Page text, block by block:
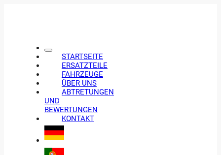
STARTSEITE
ERSATZTEILE
FAHRZEUGE
ÜBER UNS
ABTRETUNGEN
UND
BEWERTUNGEN
KONTAKT